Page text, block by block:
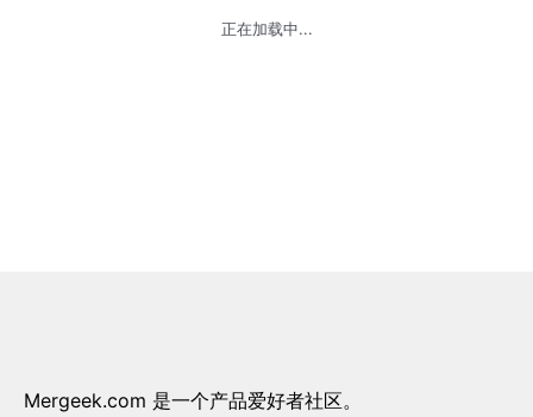
正在加载中...
Mergeek.com 是一个产品爱好者社区。